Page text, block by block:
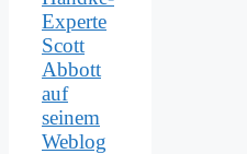
Experte
Scott
Abbott
auf
seinem
Weblog